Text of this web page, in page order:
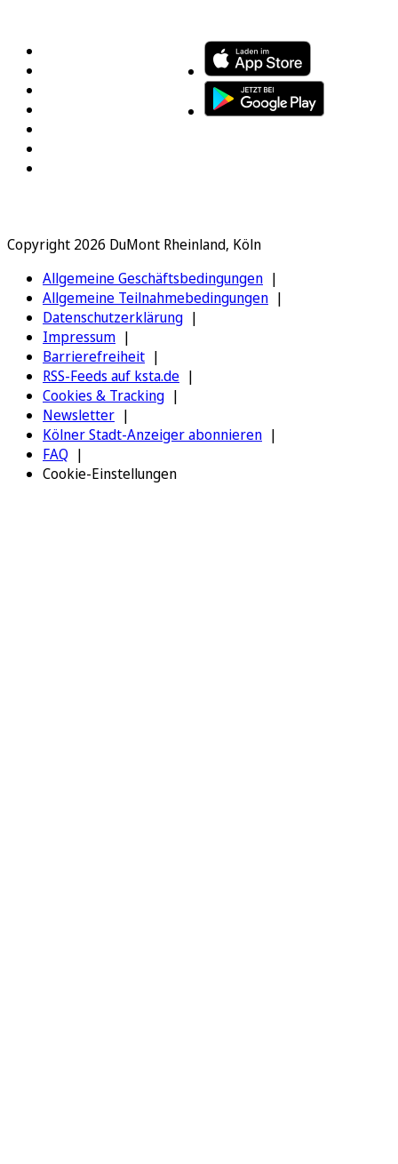
Copyright 2026 DuMont Rheinland, Köln
Allgemeine Geschäftsbedingungen
Allgemeine Teilnahmebedingungen
Datenschutzerklärung
Impressum
Barrierefreiheit
RSS-Feeds auf ksta.de
Cookies & Tracking
Newsletter
Kölner Stadt-Anzeiger abonnieren
FAQ
Cookie-Einstellungen